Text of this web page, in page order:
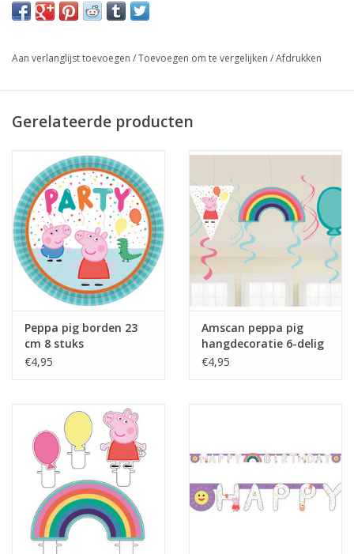
Aan verlanglijst toevoegen /Toevoegen om te vergelijken /Afdrukken
Gerelateerde producten
Peppa pig borden 23
cm 8 stuks
€4,95
Amscan peppa pig
hangdecoratie 6-delig
€4,95